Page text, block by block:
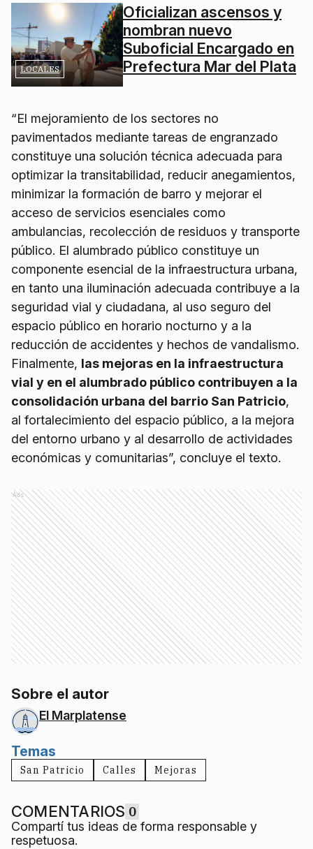
LOCALES
Oficializan ascensos y
nombran nuevo
Suboficial Encargado en
Prefectura Mar del Plata
“El mejoramiento de los sectores no
pavimentados mediante tareas de engranzado
constituye una solución técnica adecuada para
optimizar la transitabilidad, reducir anegamientos,
minimizar la formación de barro y mejorar el
acceso de servicios esenciales como
ambulancias, recolección de residuos y transporte
público. El alumbrado público constituye un
componente esencial de la infraestructura urbana,
en tanto una iluminación adecuada contribuye a la
seguridad vial y ciudadana, al uso seguro del
espacio público en horario nocturno y a la
reducción de accidentes y hechos de vandalismo.
Finalmente, las mejoras en la infraestructura
vial y en el alumbrado público contribuyen a la
consolidación urbana del barrio San Patricio,
al fortalecimiento del espacio público, a la mejora
del entorno urbano y al desarrollo de actividades
económicas y comunitarias”, concluye el texto.
Ads
Sobre el autor
El Marplatense
Temas
San Patricio Calles Mejoras
COMENTARIOS 0
Compartí tus ideas de forma responsable y
respetuosa.